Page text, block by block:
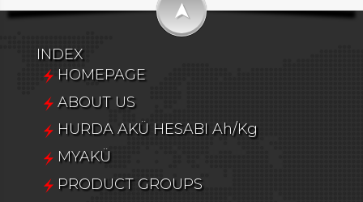
➤
INDEX
HOMEPAGE
ABOUT US
HURDA AKÜ HESABI Ah/Kg
MYAKÜ
PRODUCT GROUPS